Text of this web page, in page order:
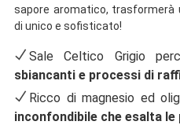
sapore aromatico, trasformerà
di unico e sofisticato!
Sale Celtico Grigio
sbiancanti e processi di
Ricco di magnesio ed
inconfondibile che esalta le